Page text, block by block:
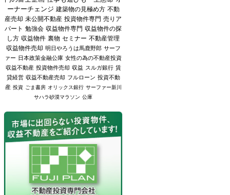
ーナーチェンジ 建築物の見極め方 不動
産売却 未公開不動産 投資物件専門 売りア
パート 勉強会 収益物件専門 収益物件の探
し方 収益物件 裏物 セミナー 不動産管理
収益物件売却 明日やろうは馬鹿野郎 サーフ
ァー 日本政策金融公庫 女性の為の不動産投資
収益不動産 投資物件売却 収益 スルガ銀行 賃
貸経営 収益不動産売却 フルローン 投資不動
産 投資 ごま書房 オリックス銀行 サーファー新川
サハラ砂漠マラソン 公庫